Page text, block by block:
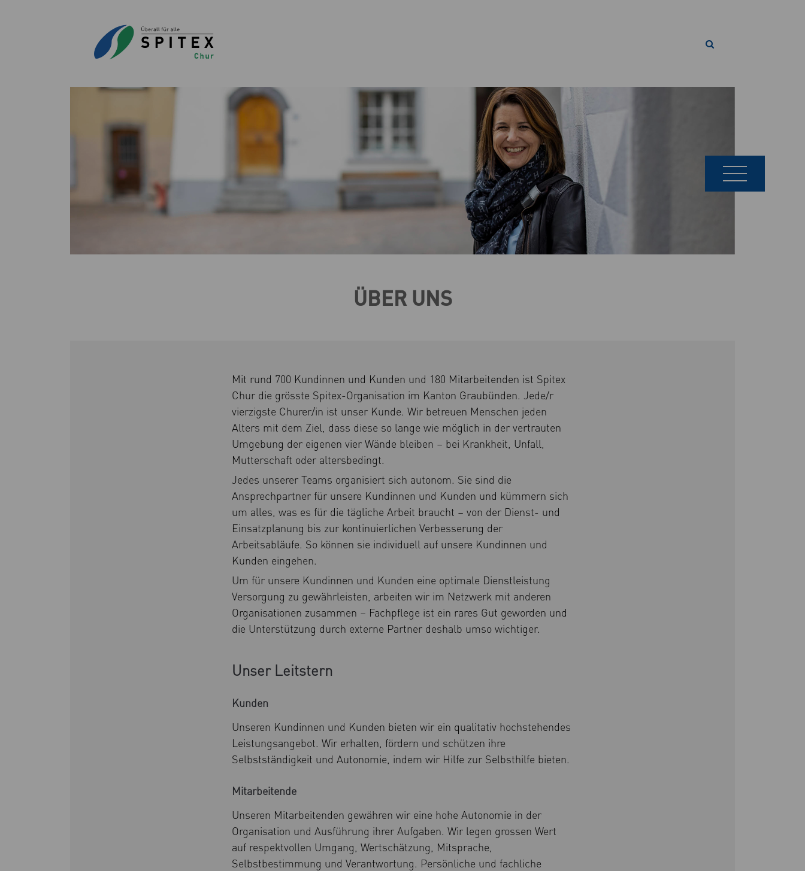
ÜBER UNS
Mit rund 700 Kundinnen und Kunden und 180 Mitarbeitenden ist Spitex
Chur die grösste Spitex-Organisation im Kanton Graubünden. Jede/r
vierzigste Churer/in ist unser Kunde. Wir betreuen Menschen jeden
Alters mit dem Ziel, dass diese so lange wie möglich in der vertrauten
Umgebung der eigenen vier Wände bleiben – bei Krankheit, Unfall,
Mutterschaft oder altersbedingt.
Jedes unserer Teams organisiert sich autonom. Sie sind die
Ansprechpartner für unsere Kundinnen und Kunden und kümmern sich
um alles, was es für die tägliche Arbeit braucht – von der Dienst- und
Einsatzplanung bis zur kontinuierlichen Verbesserung der
Arbeitsabläufe. So können sie individuell auf unsere Kundinnen und
Kunden eingehen.
Um für unsere Kundinnen und Kunden eine optimale Dienstleistung
Versorgung zu gewährleisten, arbeiten wir im Netzwerk mit anderen
Organisationen zusammen – Fachpflege ist ein rares Gut geworden und
die Unterstützung durch externe Partner deshalb umso wichtiger.
Unser Leitstern
Kunden
Unseren Kundinnen und Kunden bieten wir ein qualitativ hochstehendes
Leistungsangebot. Wir erhalten, fördern und schützen ihre
Selbstständigkeit und Autonomie, indem wir Hilfe zur Selbsthilfe bieten.
Mitarbeitende
Unseren Mitarbeitenden gewähren wir eine hohe Autonomie in der
Organisation und Ausführung ihrer Aufgaben. Wir legen grossen Wert
auf respektvollen Umgang, Wertschätzung, Mitsprache,
Selbstbestimmung und Verantwortung. Persönliche und fachliche